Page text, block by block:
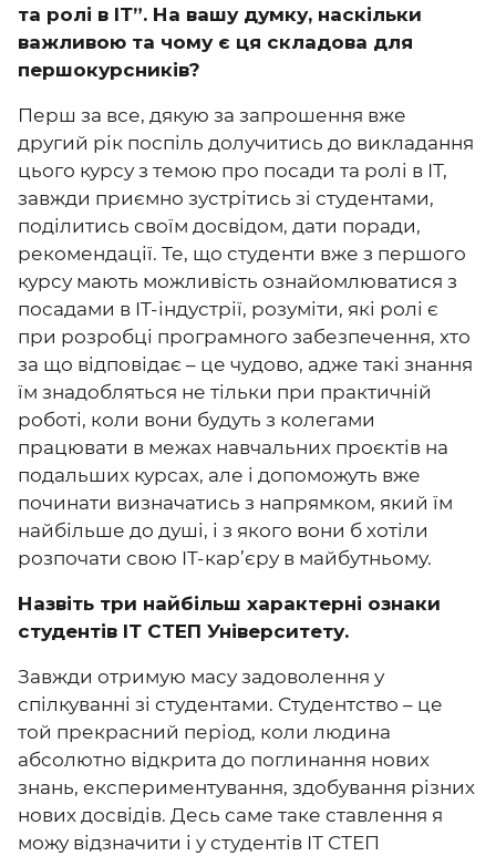
та ролі в ІТ”. На вашу думку, наскільки
важливою та чому є ця складова для
першокурсників?
Перш за все, дякую за запрошення вже
другий рік поспіль долучитись до викладання
цього курсу з темою про посади та ролі в ІТ,
завжди приємно зустрітись зі студентами,
поділитись своїм досвідом, дати поради,
рекомендації. Те, що студенти вже з першого
курсу мають можливість ознайомлюватися з
посадами в IT-індустрії, розуміти, які ролі є
при розробці програмного забезпечення, хто
за що відповідає – це чудово, адже такі знання
їм знадобляться не тільки при практичній
роботі, коли вони будуть з колегами
працювати в межах навчальних проєктів на
подальших курсах, але і допоможуть вже
починати визначатись з напрямком, який їм
найбільше до душі, і з якого вони б хотіли
розпочати свою IT-кар’єру в майбутньому.
Назвіть три найбільш характерні ознаки
студентів ІТ СТЕП Університету.
Завжди отримую масу задоволення у
спілкуванні зі студентами. Студентство – це
той прекрасний період, коли людина
абсолютно відкрита до поглинання нових
знань, експериментування, здобування різних
нових досвідів. Десь саме таке ставлення я
можу відзначити і у студентів ІТ СТЕП